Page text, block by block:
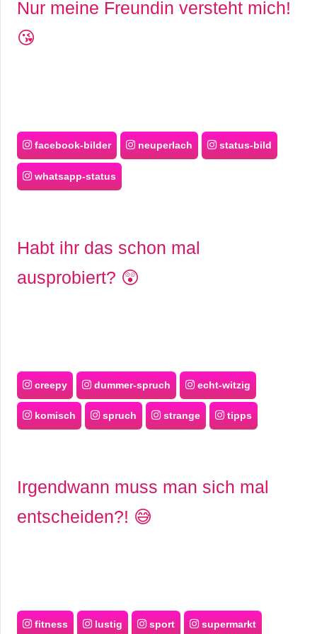
Nur meine Freundin versteht mich!
😘
facebook-bilder neuperlach status-bild
whatsapp-status
Habt ihr das schon mal
ausprobiert? 😲
creepy dummer-spruch echt-witzig
komisch spruch strange tipps
Irgendwann muss man sich mal
entscheiden?! 😅
fitness lustig sport supermarkt